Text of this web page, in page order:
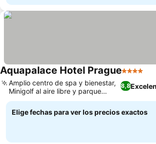
Aquapalace Hotel Prague4 Estrellas
8,8
Amplio centro de spa y bienestar,
Minigolf al aire libre y parque
infantil
Elige fechas para ver los precios exactos